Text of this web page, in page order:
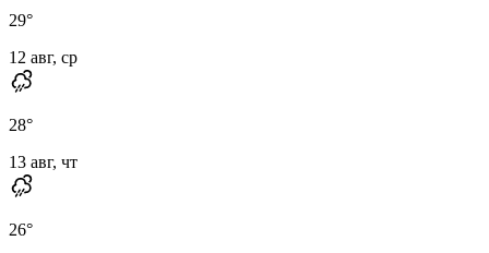
29°
12 авг, ср
28°
13 авг, чт
26°